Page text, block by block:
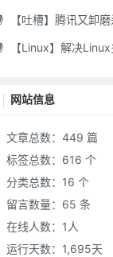
【吐槽】腾讯又卸
【Linux】解决Linux多机环境UID/GID不一致导
网站信息
文章总数：449 篇
标签总数：616 个
分类总数：16 个
留言数量：65 条
在线人数： 1 人
运行天数：1,695天